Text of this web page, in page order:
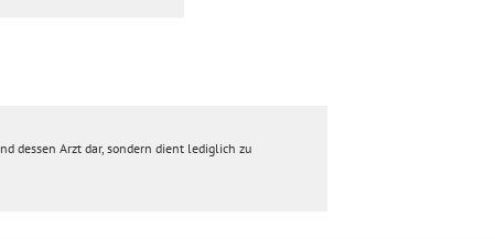
dessen Arzt dar, sondern dient lediglich zu